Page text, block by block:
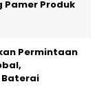
Pamer Produk
Permintaan
Baterai